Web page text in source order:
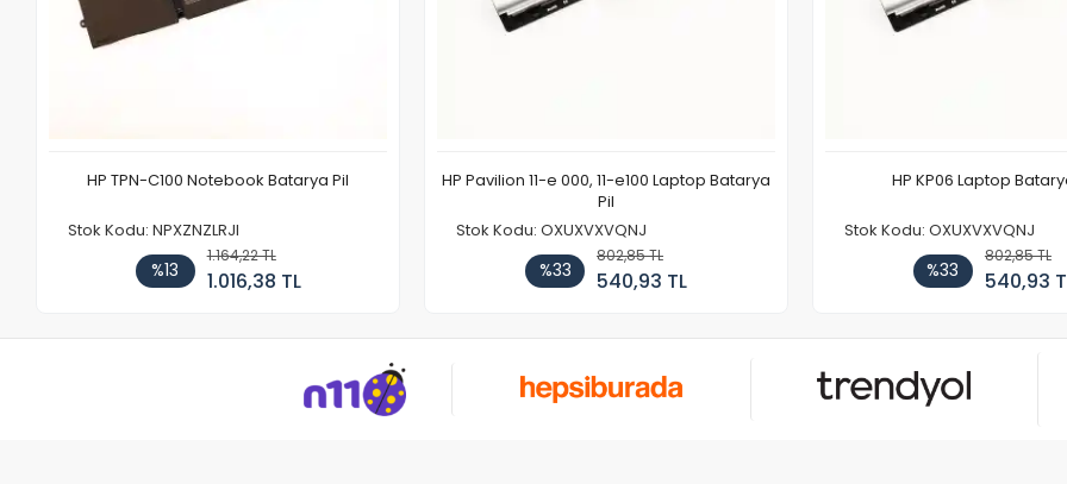
HP TPN-C100 Notebook Batarya Pil
Stok Kodu: NPXZNZLRJI
%13
1.164,22 TL
1.016,38 TL
HP Pavilion 11-e 000, 11-e100 Laptop Batarya
Pil
Stok Kodu: OXUXVXVQNJ
%33
802,85 TL
540,93 TL
HP KP06 Laptop
Stok Kodu: OXUXVXVQNJ
%33
802,85 TL
540,93